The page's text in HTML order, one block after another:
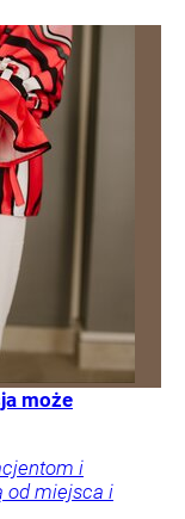
może
i
od miejsca i